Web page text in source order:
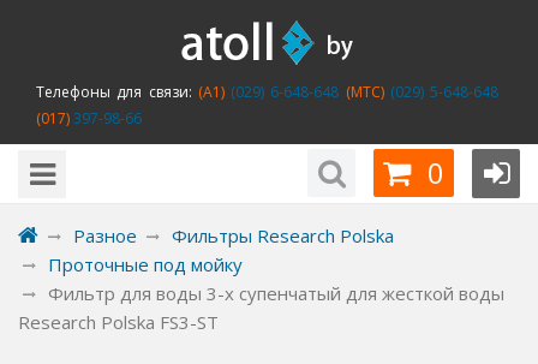
Телефоны для связи: (A1)(029) 6-648-648 (MTC)(029) 5-648-648
(017)397-98-66
0
Разное
Фильтры Research Polska
Проточные под мойку
Фильтр для воды 3-x супенчатый для жесткой воды
Research Polska FS3-ST